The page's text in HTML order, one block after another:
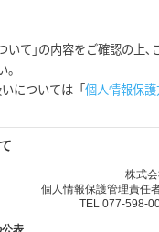
いて｣の内容をご確認の上､
については「個人情報保